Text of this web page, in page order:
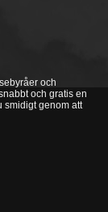
och
och gratis en
smidigt genom att